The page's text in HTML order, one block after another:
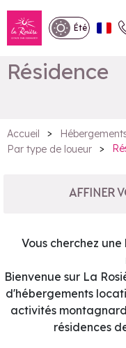
Été
Résidence
Accueil >
Par type de loueur
>
AFFINER
Vous cherchez
Bienvenue sur La
d'hébergements
activités
résidences